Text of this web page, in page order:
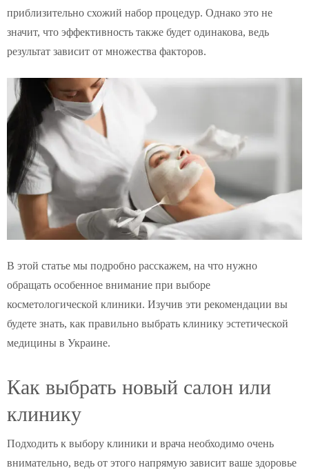
приблизительно схожий набор процедур. Однако это не
значит, что эффективность также будет одинакова, ведь
результат зависит от множества факторов.
В этой статье мы подробно расскажем, на что нужно
обращать особенное внимание при выборе
косметологической клиники. Изучив эти рекомендации вы
будете знать, как правильно выбрать клинику эстетической
медицины в Украине.
Как выбрать новый салон или
клинику
Подходить к выбору клиники и врача необходимо очень
внимательно, ведь от этого напрямую зависит ваше здоровье